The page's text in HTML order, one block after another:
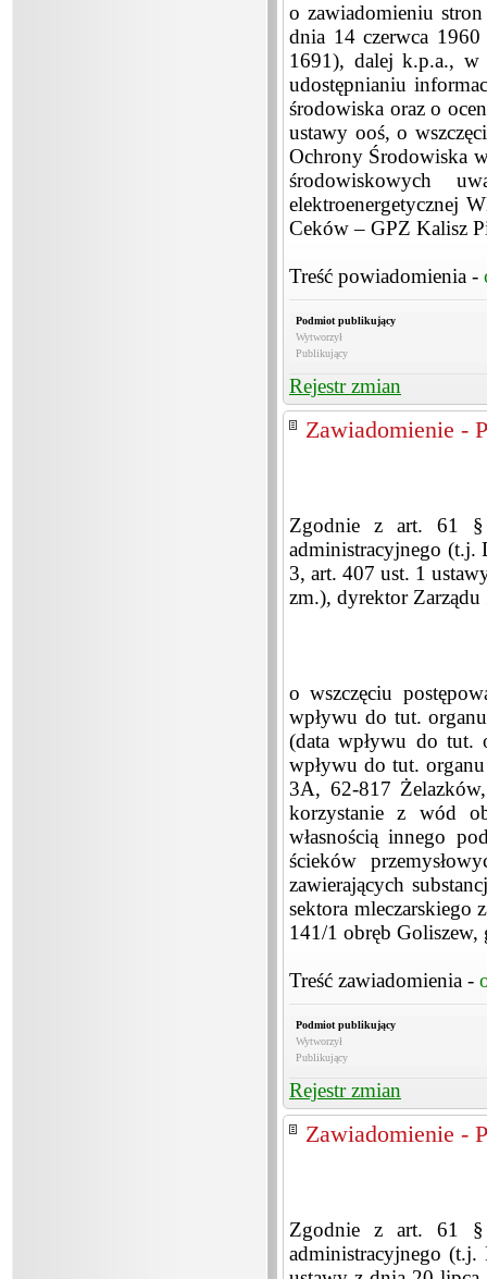
o zawiadomieniu
dnia 14 czerwca
1691), dalej k.p.a.,
udostępnianiu
środowiska oraz o
ustawy ooś, o
Ochrony Środowiska
środowiskowych
elektroenergetycznej
Ceków – GPZ Kalisz
Treść powiadomienia -
Podmiot publikujący
Wytworzył
Publikujący
Rejestr zmian
Zawiadomienie -
Zgodnie z art. 61 §
administracyjnego
3, art. 407 ust. 1
zm.), dyrektor
o wszczęciu
wpływu do tut.
(data wpływu do tut.
wpływu do tut.
3A, 62-817
korzystanie z wód
własnością innego
ścieków
zawierających
sektora mleczarskiego
141/1 obręb
Treść zawiadomienia -
Podmiot publikujący
Wytworzył
Publikujący
Rejestr zmian
Zawiadomienie -
Zgodnie z art. 61 §
administracyjnego